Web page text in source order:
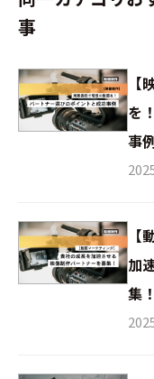
事
を
事
加
集！